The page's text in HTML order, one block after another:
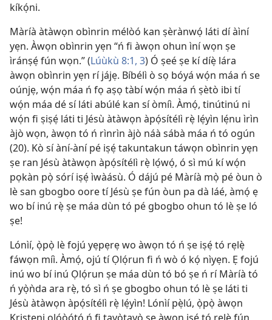
kíkọ́ni.
Màríà àtàwọn obìnrin mélòó kan ṣèrànwọ́ láti dí àìní
yẹn. Àwọn obìnrin yẹn “ń fi àwọn ohun ìní wọn ṣe
ìránṣẹ́ fún wọn.” (Lúùkù 8:1, 3) Ó ṣeé ṣe kí díẹ̀ lára
àwọn obìnrin yẹn rí jájẹ. Bíbélì ò sọ bóyá wọ́n máa ń se
oúnjẹ, wọ́n máa ń fọ aṣọ tàbí wọ́n máa ń ṣètò ibi tí
wọ́n máa dé sí láti abúlé kan sí òmíì. Àmọ́, tinútinú ni
wọ́n fi ṣiṣẹ́ láti ti Jésù àtàwọn àpọ́sítélì rẹ̀ lẹ́yìn lẹ́nu ìrìn
àjò wọn, àwọn tó ń rìnrìn àjò náà sábà máa ń tó ogún
(20). Kò sí àní-àní pé iṣẹ́ takuntakun táwọn obìnrin yẹn
ṣe ran Jésù àtàwọn àpọ́sítélì rẹ̀ lọ́wọ́, ó sì mú kí wọ́n
pọkàn pọ̀ sórí iṣẹ́ ìwàásù. Ó dájú pé Màríà mọ̀ pé òun ò
lè san gbogbo oore tí Jésù ṣe fún òun pa dà láé, àmọ́ ẹ
wo bí inú rẹ̀ ṣe máa dùn tó pé gbogbo ohun tó lè ṣe ló
ṣe!
Lónìí, ọ̀pọ̀ lè fojú yẹpẹrẹ wo àwọn tó ń ṣe iṣẹ́ tó rẹlẹ̀
fáwọn míì. Àmọ́, ojú tí Ọlọ́run fi ń wò ó kọ́ nìyẹn. Ẹ fojú
inú wo bí inú Ọlọ́run ṣe máa dùn tó bó ṣe ń rí Màríà tó
ń yọ̀ǹda ara rẹ̀, tó sì ń ṣe gbogbo ohun tó lè ṣe láti ti
Jésù àtàwọn àpọ́sítélì rẹ̀ lẹ́yìn! Lónìí pẹ̀lú, ọ̀pọ̀ àwọn